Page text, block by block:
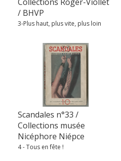
/ BHVP
3-Plus haut, plus vite, plus loin
Scandales n°33 /
Collections musée
Nicéphore Niépce
4 - Tous en fête !